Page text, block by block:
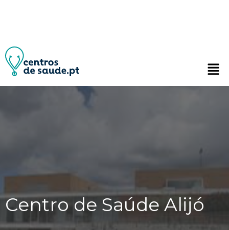
Centro de Saúde Alijó